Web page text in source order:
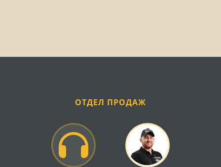
передач изготавливаются из высокопрочной
внимание следует уделять качеству зубчатого
зацепления и точности геометрических параметров
Синхронизаторы и муфты
переключения
ОТДЕЛ ПРОДАЖ